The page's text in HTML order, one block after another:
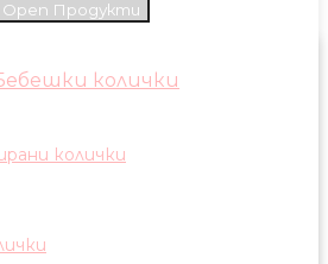
Open Продукти
колички
колички